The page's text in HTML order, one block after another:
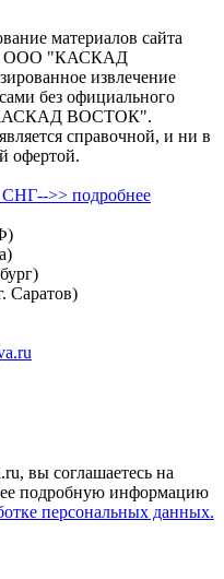
материалов сайта
ООО "КАСКАД
извлечение
без официального
ВОСТОК".
справочной, и ни в
офертой.
СНГ-->> подробнее
Саратов)
вы соглашаетесь на
подробную информацию
персональных данных.